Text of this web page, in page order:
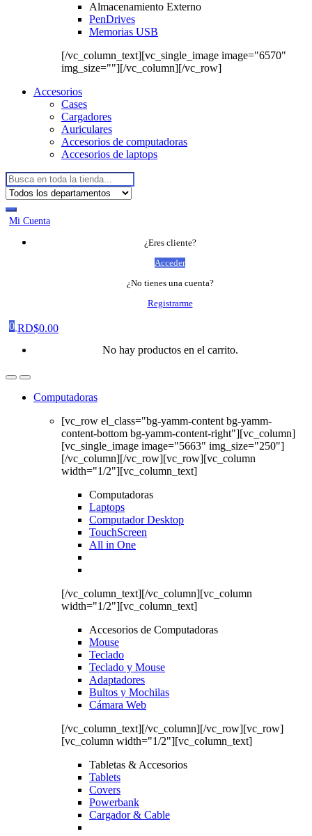
Almacenamiento Externo
PenDrives
Memorias USB
[/vc_column_text][vc_single_image image="6570"
img_size=""][/vc_column][/vc_row]
Accesorios
Cases
Cargadores
Auriculares
Accesorios de computadoras
Accesorios de laptops
Buscar:
Mi Cuenta
¿Eres cliente?
Acceder
¿No tienes una cuenta?
Registrarme
0 RD$0.00
No hay productos en el carrito.
Computadoras
[vc_row el_class="bg-yamm-content bg-yamm-
content-bottom bg-yamm-content-right"][vc_column]
[vc_single_image image="5663" img_size="250"]
[/vc_column][/vc_row][vc_row][vc_column
width="1/2"][vc_column_text]
Computadoras
Laptops
Computador Desktop
TouchScreen
All in One
[/vc_column_text][/vc_column][vc_column
width="1/2"][vc_column_text]
Accesorios de Computadoras
Mouse
Teclado
Teclado y Mouse
Adaptadores
Bultos y Mochilas
Cámara Web
[/vc_column_text][/vc_column][/vc_row][vc_row]
[vc_column width="1/2"][vc_column_text]
Tabletas & Accesorios
Tablets
Covers
Powerbank
Cargador & Cable